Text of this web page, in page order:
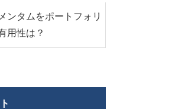
ンタムをポートフォリ
用性は？